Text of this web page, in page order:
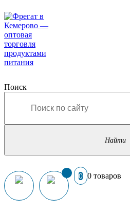
Поиск
0 0 товаров